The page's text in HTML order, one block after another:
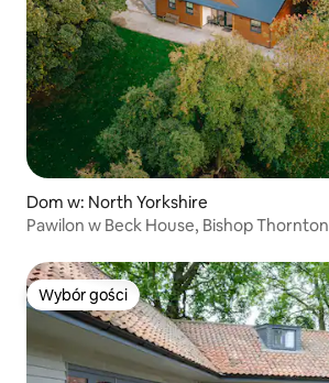
Dom w: North Yorkshire
Pawilon w Beck House, Bishop Thornton
Wybór gości
Wybór gości